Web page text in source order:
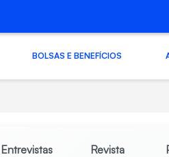
BOLSAS E BENEFÍCIOS
Entrevistas Revista